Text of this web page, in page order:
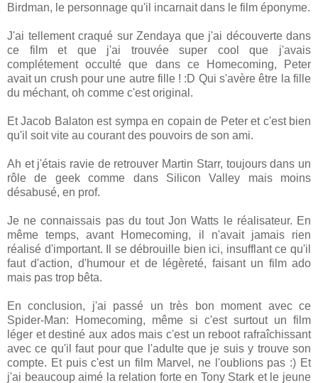
Birdman, le personnage qu'il incarnait dans le film éponyme.
J'ai tellement craqué sur Zendaya que j'ai découverte dans
ce film et que j'ai trouvée super cool que j'avais
complétement occulté que dans ce Homecoming, Peter
avait un crush pour une autre fille ! :D Qui s'avère être la fille
du méchant, oh comme c'est original.
Et Jacob Balaton est sympa en copain de Peter et c'est bien
qu'il soit vite au courant des pouvoirs de son ami.
Ah et j'étais ravie de retrouver Martin Starr, toujours dans un
rôle de geek comme dans Silicon Valley mais moins
désabusé, en prof.
Je ne connaissais pas du tout Jon Watts le réalisateur. En
même temps, avant Homecoming, il n'avait jamais rien
réalisé d'important. Il se débrouille bien ici, insufflant ce qu'il
faut d'action, d'humour et de légèreté, faisant un film ado
mais pas trop bêta.
En conclusion, j'ai passé un très bon moment avec ce
Spider-Man: Homecoming, même si c'est surtout un film
léger et destiné aux ados mais c'est un reboot rafraîchissant
avec ce qu'il faut pour que l'adulte que je suis y trouve son
compte. Et puis c'est un film Marvel, ne l'oublions pas :) Et
j'ai beaucoup aimé la relation forte en Tony Stark et le jeune